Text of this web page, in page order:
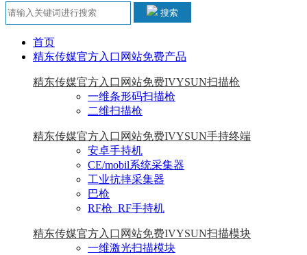
搜索
首页
精东传媒官方入口网站免费产品
精东传媒官方入口网站免费IVYSUN扫描枪
一维条形码扫描枪
二维扫描枪
精东传媒官方入口网站免费IVYSUN手持终端
安卓手持机
CE/mobil系统采集器
工业抗摔采集器
巴枪
RF枪_RF手持机
精东传媒官方入口网站免费IVYSUN扫描模块
一维激光扫描模块